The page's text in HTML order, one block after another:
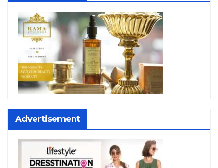
Advertisement